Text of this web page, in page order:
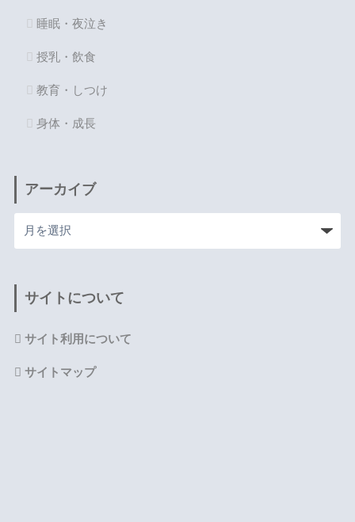
睡眠・夜泣き
授乳・飲食
教育・しつけ
身体・成長
アーカイブ
サイトについて
サイト利用について
サイトマップ